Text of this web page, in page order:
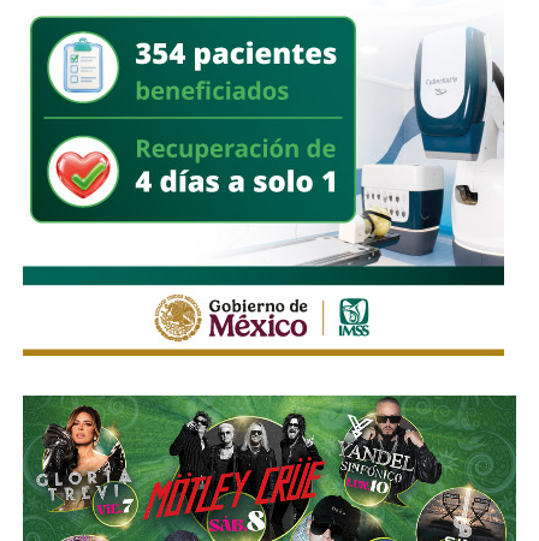
Luis Capital
También lee:
Galindo fortalece la seguridad con alumbrado
táctico en el Corredor Lomas